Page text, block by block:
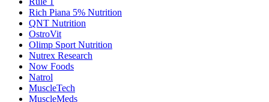
Rich Piana 5% Nutrition
QNT Nutrition
OstroVit
Olimp Sport Nutrition
Nutrex Research
Now Foods
Natrol
MuscleTech
MuscleMeds